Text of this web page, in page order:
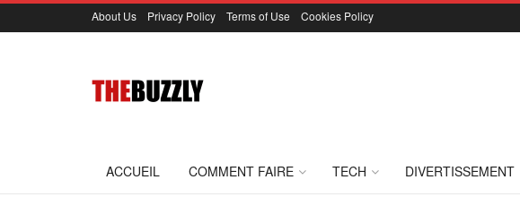
About Us Privacy Policy Terms of Use Cookies Policy
ACCUEIL COMMENT FAIRE TECH DIVERTISSEMENT